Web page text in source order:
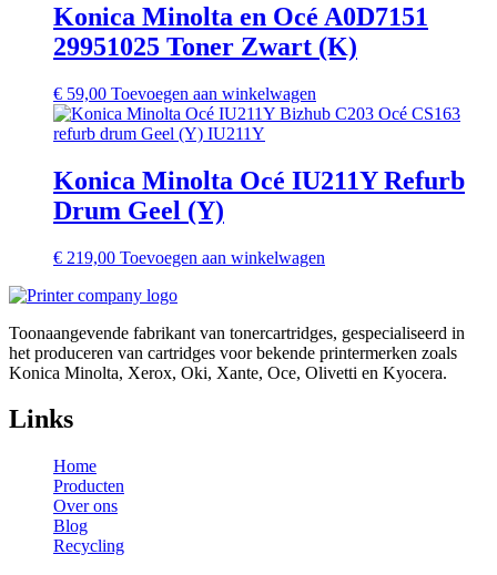
Konica Minolta en Océ A0D7151
29951025 Toner Zwart (K)
€ 59,00 Toevoegen aan winkelwagen
Konica Minolta Océ IU211Y Refurb
Drum Geel (Y)
€ 219,00 Toevoegen aan winkelwagen
Toonaangevende fabrikant van tonercartridges, gespecialiseerd in
het produceren van cartridges voor bekende printermerken zoals
Konica Minolta, Xerox, Oki, Xante, Oce, Olivetti en Kyocera.
Links
Home
Producten
Over ons
Blog
Recycling